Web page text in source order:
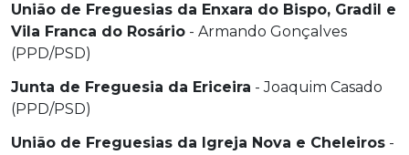
União de Freguesias da Enxara do Bispo, Gradil e
Vila Franca do Rosário - Armando Gonçalves
(PPD/PSD)
Junta de Freguesia da Ericeira - Joaquim Casado
(PPD/PSD)
União de Freguesias da Igreja Nova e Cheleiros -